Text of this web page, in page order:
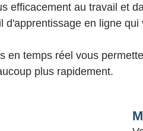
efficacement au travail et
d'apprentissage en ligne
en temps réel vous
plus rapidement.